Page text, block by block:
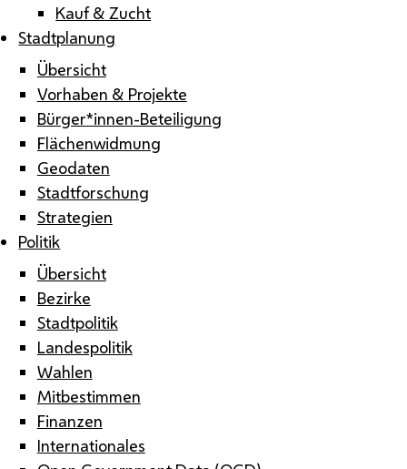
Kauf & Zucht
Stadtplanung
Übersicht
Vorhaben & Projekte
Bürger*innen-Beteiligung
Flächenwidmung
Geodaten
Stadtforschung
Strategien
Politik
Übersicht
Bezirke
Stadtpolitik
Landespolitik
Wahlen
Mitbestimmen
Finanzen
Internationales